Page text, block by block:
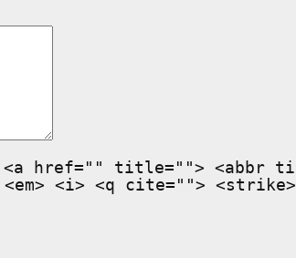
<a href="" title=""> <abbr
<i> <q cite="">